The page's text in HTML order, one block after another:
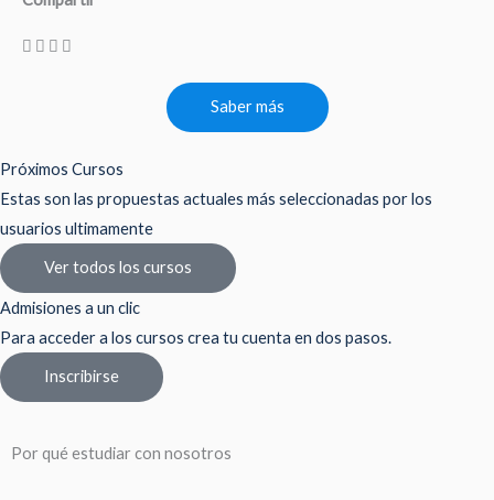
Saber más
Próximos Cursos
Estas son las propuestas actuales más seleccionadas por los
usuarios ultimamente
Ver todos los cursos
Admisiones a un clic
Para acceder a los cursos crea tu cuenta en dos pasos.
Inscribirse
Por qué estudiar con nosotros